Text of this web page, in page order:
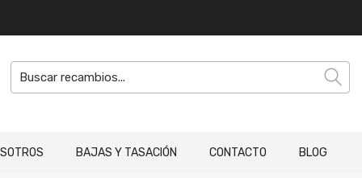
BAJAS Y TASACIÓN CONTACTO BLOG